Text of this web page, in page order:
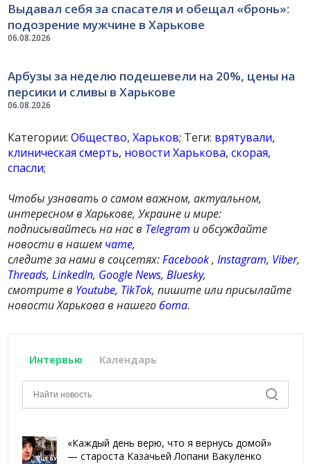
06.08.2026
Выдавал себя за спасателя и обещал «бронь»:
подозрение мужчине в Харькове
06.08.2026
Арбузы за неделю подешевели на 20%, цены на
персики и сливы в Харькове
Категории:Общество,Харьков; Теги: врятували,
клиническая смерть, новости Харькова,скорая,
спасли;
Чтобы узнавать о самом важном, актуальном,
интересном в Харькове, Украине и мире:
подписывайтесь на нас в Telegram и обсуждайте
новости в нашем чате,
следите за нами в соцсетях:Facebook,Instagram, Viber,
Threads,LinkedIn, Google News,Bluesky,
смотрите в Youtube, TikTok, пишите или присылайте
новости Харькова в нашегобота.
Интервью Календарь
«Каждый день верю, что я вернусь домой»
— староста Казачьей Лопани Вакуленко